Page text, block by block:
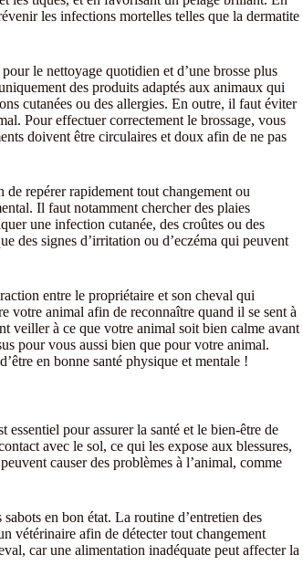
les infections mortelles telles que la dermatite
le nettoyage quotidien et d’une brosse plus
des produits adaptés aux animaux qui
cutanées ou des allergies. En outre, il faut éviter
Pour effectuer correctement le brossage, vous
doivent être circulaires et doux afin de ne pas
repérer rapidement tout changement ou
Il faut notamment chercher des plaies
une infection cutanée, des croûtes ou des
des signes d’irritation ou d’eczéma qui peuvent
entre le propriétaire et son cheval qui
votre animal afin de reconnaître quand il se sent à
veiller à ce que votre animal soit bien calme avant
pour vous aussi bien que pour votre animal.
en bonne santé physique et mentale !
essentiel pour assurer la santé et le bien-être de
avec le sol, ce qui les expose aux blessures,
causer des problèmes à l’animal, comme
en bon état. La routine d’entretien des
vétérinaire afin de détecter tout changement
car une alimentation inadéquate peut affecter la